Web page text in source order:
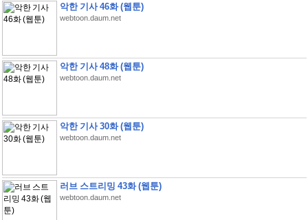
악한 기사 46화 (웹툰)
webtoon.daum.net
악한 기사 48화 (웹툰)
webtoon.daum.net
악한 기사 30화 (웹툰)
webtoon.daum.net
러브 스트리밍 43화 (웹툰)
webtoon.daum.net